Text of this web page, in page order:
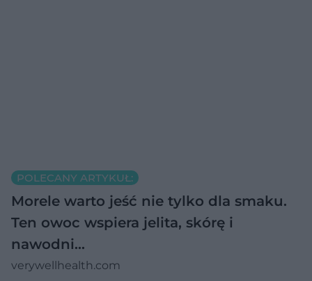
POLECANY ARTYKUŁ:
Morele warto jeść nie tylko dla smaku.
Ten owoc wspiera jelita, skórę i
nawodni…
verywellhealth.com